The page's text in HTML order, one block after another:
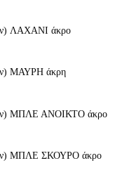
ΛΑΧΑΝΙ άκρο
ΜΑΥΡΗ άκρη
ΜΠΛΕ ΑΝΟΙΚΤΟ άκρο
ΜΠΛΕ ΣΚΟΥΡΟ άκρο